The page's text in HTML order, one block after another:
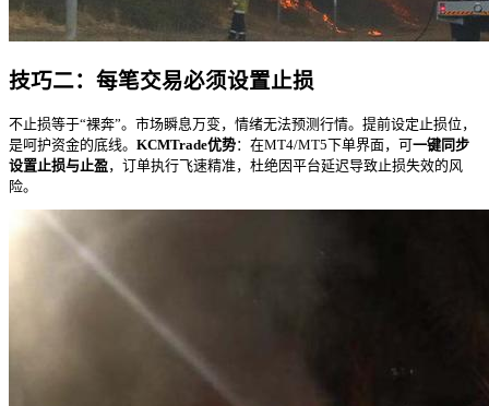
技巧二：每笔交易必须设置止损
不止损等于“裸奔”。市场瞬息万变，情绪无法预测行情。提前设定止损位，
是呵护资金的底线。 KCMTrade优势：在MT4/MT5下单界面，可一键同步
设置止损与止盈，订单执行飞速精准，杜绝因平台延迟导致止损失效的风
险。